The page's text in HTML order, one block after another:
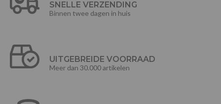
SNELLE VERZENDING
Binnen twee dagen in huis
UITGEBREIDE VOORRAAD
Meer dan 30.000 artikelen